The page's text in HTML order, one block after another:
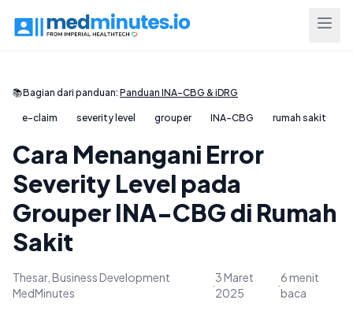
📚Bagian dari panduan: Panduan INA-CBG & iDRG
e-claim severity level grouper INA-CBG rumah sakit
Cara Menangani Error
Severity Level pada
Grouper INA-CBG di Rumah
Sakit
Thesar, Business Development
MedMinutes
·
3 Maret
2025
·
6 menit
baca